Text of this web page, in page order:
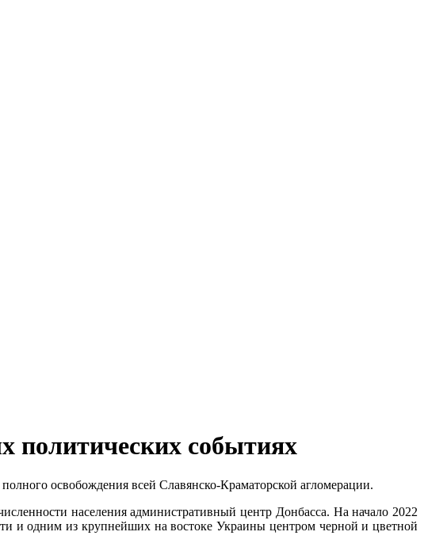
политических событиях
освобождения всей Славянско-Краматорской агломерации.
населения административный центр Донбасса. На начало 2022
и одним из крупнейших на востоке Украины центром черной и цветной